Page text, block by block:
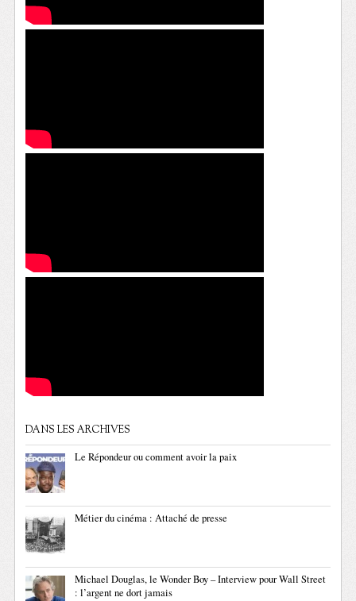
DANS LES ARCHIVES
Le Répondeur ou comment avoir la paix
Métier du cinéma : Attaché de presse
Michael Douglas, le Wonder Boy – Interview pour Wall Street
: l’argent ne dort jamais